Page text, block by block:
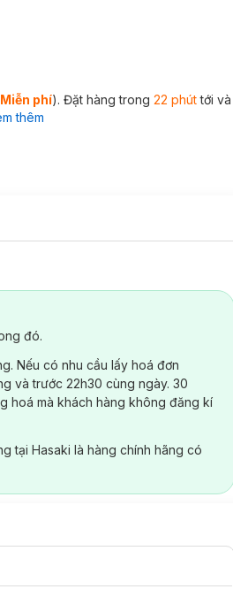
Miễn phí). Đặt hàng trong 22 phúttới và
thêm
đó.
Nếu có nhu cầu lấy hoá đơn
và trước 22h30 cùng ngày. 30
hoá mà khách hàng không đăng kí
tại Hasaki là hàng chính hãng có